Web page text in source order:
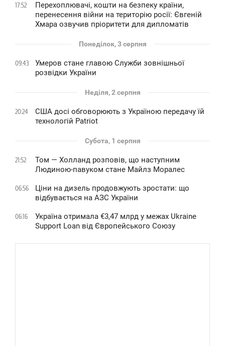
17:52
Перехоплювачі, кошти на безпеку країни,
перенесення війни на територію росії: Євгеній
Хмара озвучив пріоритети для дипломатів
Понеділок, 3 серпня
09:43
Умеров стане главою Служби зовнішньої
розвідки України
Неділя, 2 серпня
20:24
США досі обговорюють з Україною передачу їй
технологій Patriot
Субота, 1 серпня
21:52
Том — Холланд розповів, що наступним
Людиною-павуком стане Майлз Моралес
06:56
Ціни на дизель продовжують зростати: що
відбувається на АЗС України
06:16
Україна отримала €3,47 млрд у межах Ukraine
Support Loan від Європейського Союзу